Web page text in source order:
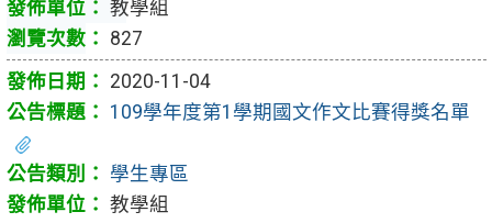
教學組
827
2020-11-04
109學年度第1學期國文作文比賽得獎名單
學生專區
教學組